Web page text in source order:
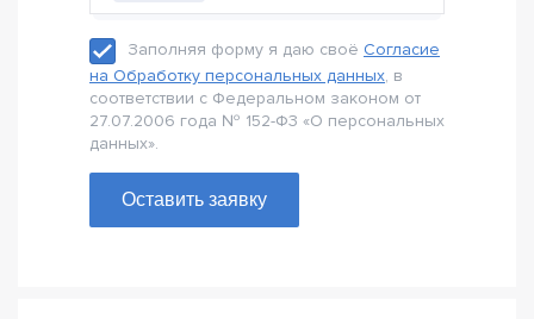
Заполняя форму я даю своё Согласие
на Обработку персональных данных, в
соответствии с Федеральном законом от
27.07.2006 года № 152-Ф3 «О персональных
данных».
Оставить заявку